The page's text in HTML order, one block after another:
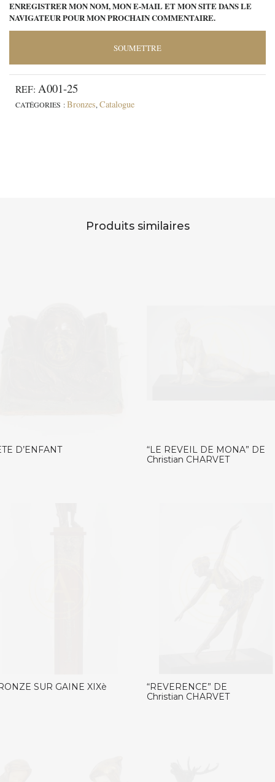
ENREGISTRER MON NOM, MON E-MAIL ET MON SITE DANS LE
NAVIGATEUR POUR MON PROCHAIN COMMENTAIRE.
REF: A001-25
CATÉGORIES :Bronzes, Catalogue
Produits similaires
D’ENFANT
“LE REVEIL DE MONA” DE
Christian CHARVET
SUR GAINE XIXè
“REVERENCE” DE
Christian CHARVET